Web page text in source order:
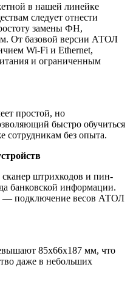
в нашей линейке
следует отнести
замены ФН,
От базовой версии АТОЛ
Wi-Fi и Ethernet,
и ограниченным
простой, но
быстро обучиться
сотрудникам без опыта.
штрихкодов и пин-
банковской информации.
— подключение весов АТОЛ
85х66х187 мм, что
даже в небольших